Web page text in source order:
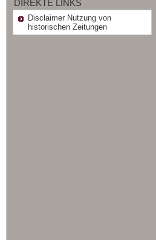
DIREKTE LINKS
Disclaimer Nutzung von
historischen Zeitungen